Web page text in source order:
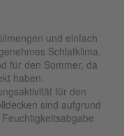
und einfach
Schlafklima.
für den Sommer, da
haben.
für den
sind aufgrund